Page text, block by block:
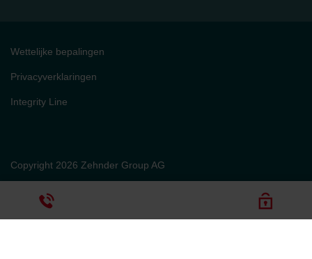
Copyright 2026 Zehnder Group AG
Wettelijke bepalingen
Privacyverklaringen
Integrity Line